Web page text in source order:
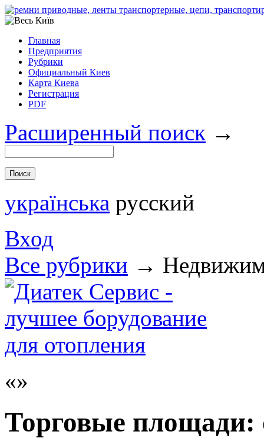
Главная
Предприятия
Рубрики
Официальный Киев
Карта Киева
Регистрация
PDF
Расширенный поиск →
українська русский
Вход
Все рубрики →
Торговые площади: